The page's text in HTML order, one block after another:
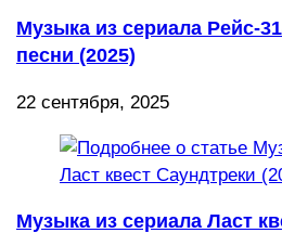
Музыка из сериала Рейс-
песни (2025)
22 сентября, 2025
Музыка из сериала Ласт